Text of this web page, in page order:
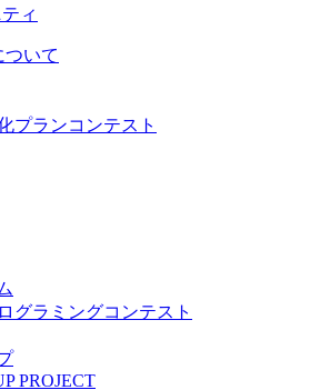
ついて
プランコンテスト
グラミングコンテスト
PROJECT